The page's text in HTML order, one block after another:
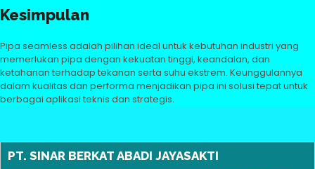
Kesimpulan
Pipa seamless adalah pilihan ideal untuk kebutuhan industri yang
memerlukan pipa dengan kekuatan tinggi, keandalan, dan
ketahanan terhadap tekanan serta suhu ekstrem. Keunggulannya
dalam kualitas dan performa menjadikan pipa ini solusi tepat untuk
berbagai aplikasi teknis dan strategis.
PT. SINAR BERKAT ABADI JAYASAKTI